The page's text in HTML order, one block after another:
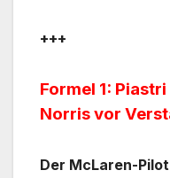
+++
Formel 1:
Norris vor
Der McLaren-